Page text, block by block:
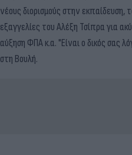
νέους διορισμούς στην
εξαγγελίες του Αλέξη Τσίπρα για
αύξηση ΦΠΑ κ.α. "Είναι ο δικός σας
στη Βουλή.